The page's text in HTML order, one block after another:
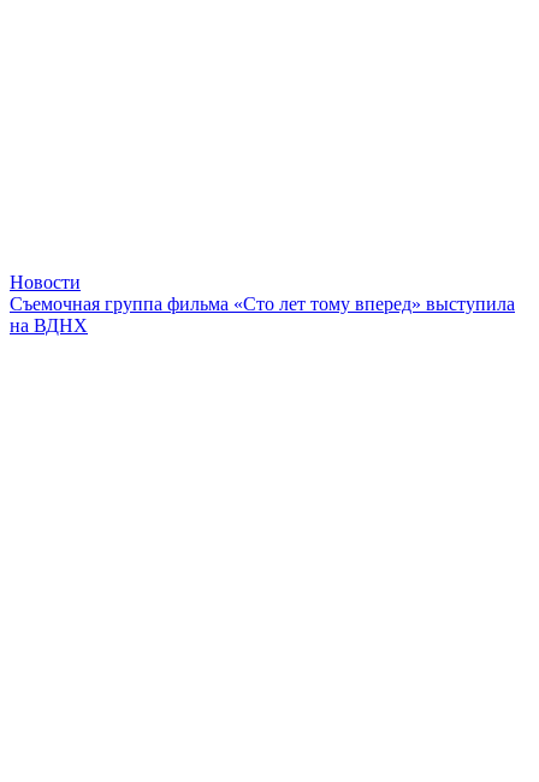
Новости
Съемочная группа фильма «Сто лет тому вперед» выступила
на ВДНХ